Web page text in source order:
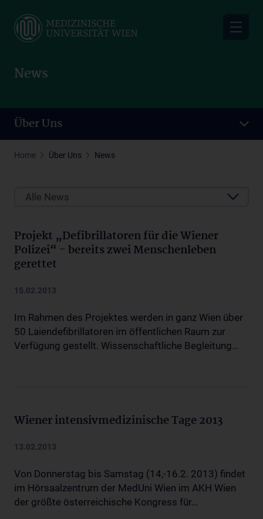
main
News
Über Uns
Home Über Uns News
Alle News
Projekt „Defibrillatoren für die Wiener
Polizei“ - bereits zwei Menschenleben
gerettet
15.02.2013
Im Rahmen des Projektes werden in ganz Wien über
50 Laiendefibrillatoren im öffentlichen Raum zur
Verfügung gestellt. Wissenschaftliche Begleitung…
Wiener intensivmedizinische Tage 2013
13.02.2013
Von Donnerstag bis Samstag (14,-16.2. 2013) findet
im Hörsaalzentrum der MedUni Wien im AKH Wien
der größte österreichische Kongress für…